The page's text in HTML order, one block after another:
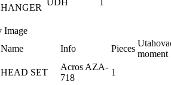
HANGER
UDH
1
Name Info Pieces
moment
HEAD SET
Acros AZA-
718
1